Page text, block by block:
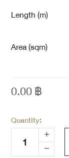
Length (m)
Area (sqm)
0.00฿
Quantity: